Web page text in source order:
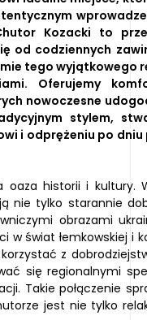
Kozacki to
od codziennych
tego wyjątkowego
Oferujemy
nowoczesne
stylem,
i odprężeniu po dniu
oaza historii i kultury.
nie tylko starannie
obrazami
w świat łemkowskiej i
z
się regionalnymi
Takie połączenie
jest nie tylko